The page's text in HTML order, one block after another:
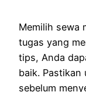
Memilih sewa
tugas yang
tips, Anda
baik. Pastikan
sebelum